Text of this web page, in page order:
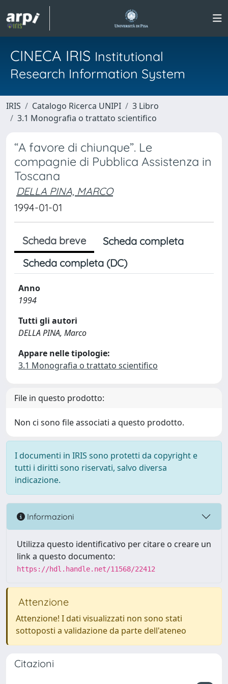
CINECA IRIS Institutional
Research Information System
IRIS Catalogo Ricerca UNIPI
3 Libro
3.1 Monografia o trattato scientifico
“A favore di chiunque”. Le
compagnie di Pubblica Assistenza in
Toscana
DELLA PINA, MARCO
1994-01-01
Scheda breve
Scheda completa
Scheda completa (DC)
Anno
1994
Tutti gli autori
DELLA PINA, Marco
Appare nelle tipologie:
3.1 Monografia o trattato scientifico
File in questo prodotto:
Non ci sono file associati a questo prodotto.
I documenti in IRIS sono protetti da copyright e
tutti i diritti sono riservati, salvo diversa
indicazione.
Informazioni
Utilizza questo identificativo per citare o creare un
link a questo documento:
https://hdl.handle.net/11568/22412
Attenzione
Attenzione! I dati visualizzati non sono stati
sottoposti a validazione da parte dell'ateneo
Citazioni